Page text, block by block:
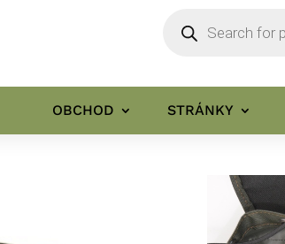
search
OBCHOD STRÁNKY